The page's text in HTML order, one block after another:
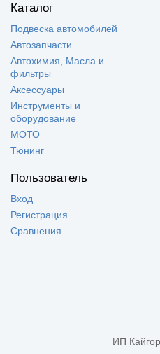
Каталог
Подвеска автомобилей
Автозапчасти
Автохимия, Масла и
фильтры
Аксессуары
Инструменты и
оборудование
МОТО
Тюнинг
Пользователь
Вход
Регистрация
Сравнения
ИП